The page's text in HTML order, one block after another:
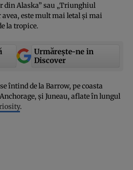
din Alaska” sau „Triunghiul
avea, este mult mai letal şi mai
la tropice.
Urmărește-ne in
Discover
întind de la Barrow, pe coasta
şi Juneau, aflate în lungul
.